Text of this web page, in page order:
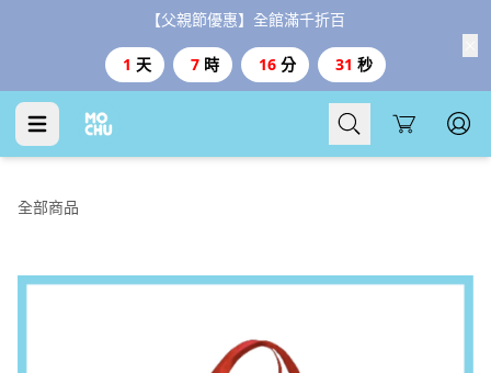
【父親節優惠】全館滿千折百
1 天 7 時 16 分 31 秒
Cart
全部商品